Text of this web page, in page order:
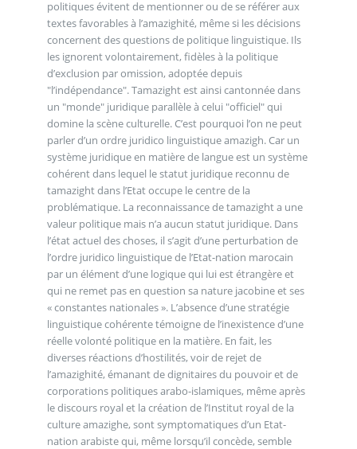
politiques évitent de mentionner ou de se référer aux
textes favorables à l’amazighité, même si les décisions
concernent des questions de politique linguistique. Ils
les ignorent volontairement, fidèles à la politique
d’exclusion par omission, adoptée depuis
"l’indépendance". Tamazight est ainsi cantonnée dans
un "monde" juridique parallèle à celui "officiel" qui
domine la scène culturelle. C’est pourquoi l’on ne peut
parler d’un ordre juridico linguistique amazigh. Car un
système juridique en matière de langue est un système
cohérent dans lequel le statut juridique reconnu de
tamazight dans l’Etat occupe le centre de la
problématique. La reconnaissance de tamazight a une
valeur politique mais n’a aucun statut juridique. Dans
l’état actuel des choses, il s’agit d’une perturbation de
l’ordre juridico linguistique de l’Etat-nation marocain
par un élément d’une logique qui lui est étrangère et
qui ne remet pas en question sa nature jacobine et ses
« constantes nationales ». L’absence d’une stratégie
linguistique cohérente témoigne de l’inexistence d’une
réelle volonté politique en la matière. En fait, les
diverses réactions d’hostilités, voir de rejet de
l’amazighité, émanant de dignitaires du pouvoir et de
corporations politiques arabo-islamiques, même après
le discours royal et la création de l’Institut royal de la
culture amazighe, sont symptomatiques d’un Etat-
nation arabiste qui, même lorsqu’il concède, semble